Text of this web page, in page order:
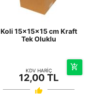
Koli 15x15x15 cm Kraft
Tek Oluklu
KDV HARİÇ
12,00 TL